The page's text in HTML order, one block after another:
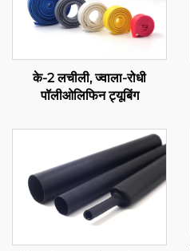
के-2 लचीली, ज्वाला-रोधी
पॉलीओलिफिन ट्यूबिंग